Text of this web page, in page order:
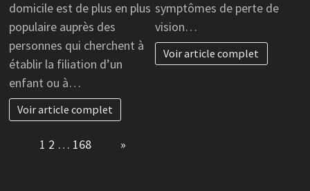
domicile est de plus en plus
populaire auprès des
personnes qui cherchent à
établir la filiation d’un
enfant ou à…
Voir article complet
symptômes de perte de
vision…
Voir article complet
1 2 … 168 »